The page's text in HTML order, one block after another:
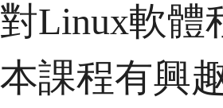
Linux軟體
課程有興